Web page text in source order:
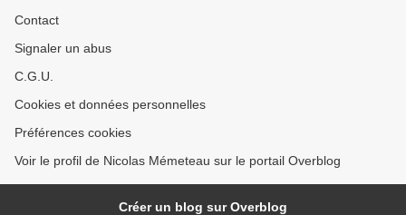
Contact
Signaler un abus
C.G.U.
Cookies et données personnelles
Préférences cookies
Voir le profil de Nicolas Mémeteau sur le portail Overblog
Créer un blog sur Overblog